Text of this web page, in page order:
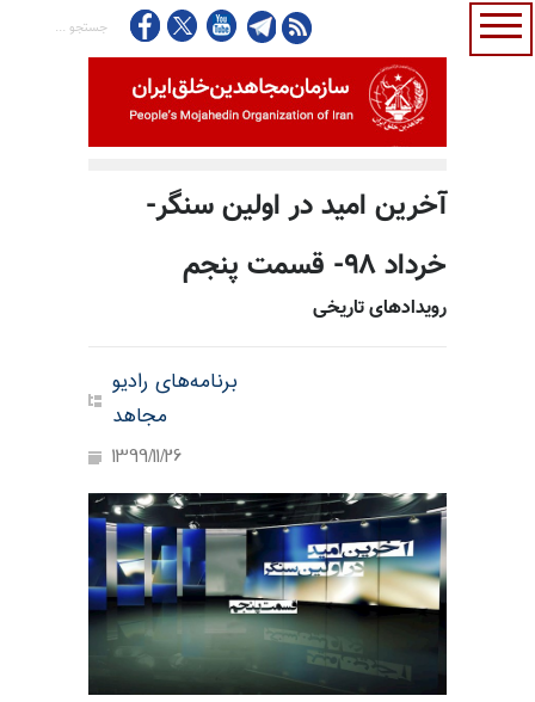
آخرین امید در اولین سنگر-
خرداد ۹۸- قسمت پنجم
رویدادهای تاریخی
برنامه‌های رادیو
مجاهد
1399/11/26